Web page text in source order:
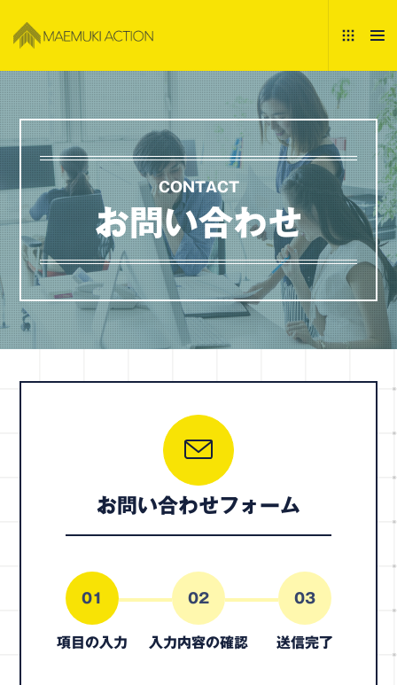
CONTACT
お問い合わせ
お問い合わせフォーム
01
項目の入力
02
入力内容の確認
03
送信完了